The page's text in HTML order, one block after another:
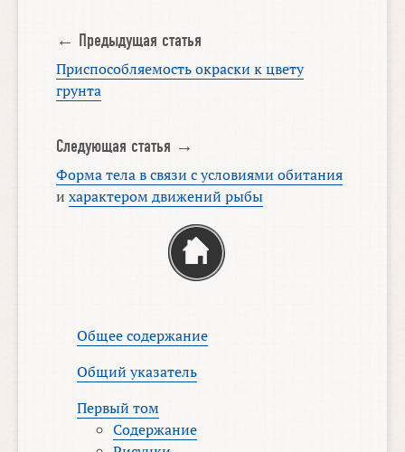
← Предыдущая статья
Приспособляемость окраски к цвету
грунта
Следующая статья →
Форма тела в связи с условиями обитания
и характером движений рыбы
Общее содержание
Общий указатель
Первый том
Содержание